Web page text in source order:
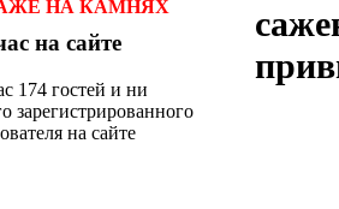
НА КАМНЯХ
на сайте
174 гостей и ни
зарегистрированного
на сайте